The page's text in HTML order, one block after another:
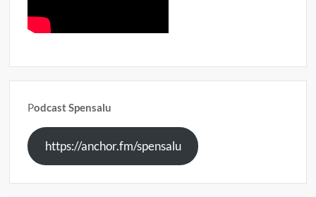
Podcast Spensalu
https://anchor.fm/spensalu